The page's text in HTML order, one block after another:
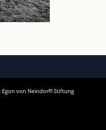
von Neindorff-Stiftung